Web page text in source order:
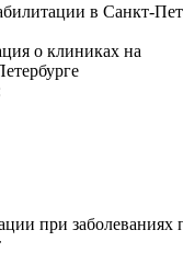
в Санкт-
о клиниках на
при заболеваниях